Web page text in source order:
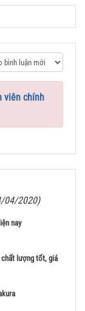
viên chính
04/2020)
nay
lượng tốt, giá